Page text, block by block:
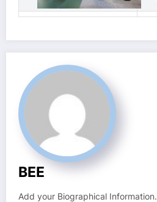
BEE
Add your Biographical Information.